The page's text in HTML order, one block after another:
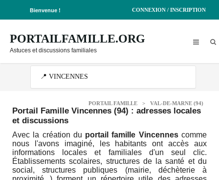
Bienvenue ! CONNEXION / INSCRIPTION
PORTAILFAMILLE.ORG
Astuces et discussions familiales
PORTAIL FAMILLE > VAL-DE-MARNE (94)
Portail Famille Vincennes (94) : adresses locales
et discussions
Avec la création du portail famille Vincennescomme
nous l'avons imaginé, les habitants ont accès aux
informations locales et familiales d'un seul clic.
Établissements scolaires, structures de la santé et du
social, structures publiques (mairie, déchèterie à